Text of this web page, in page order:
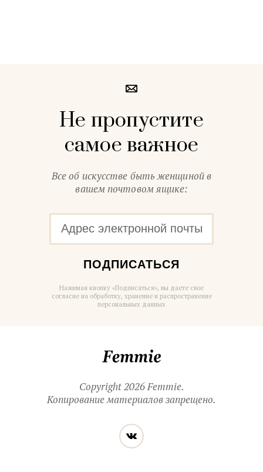
Не пропустите
самое важное
Все об искусстве быть женщиной в
вашем почтовом ящике:
ПОДПИСАТЬСЯ
Нажимая кнопку «Подписаться», вы даете свое
согласие на обработку, хранение и распространение
персональных данных
Copyright 2026 Femmie.
Копирование материалов запрещено.
Читайте
нас
в социальных